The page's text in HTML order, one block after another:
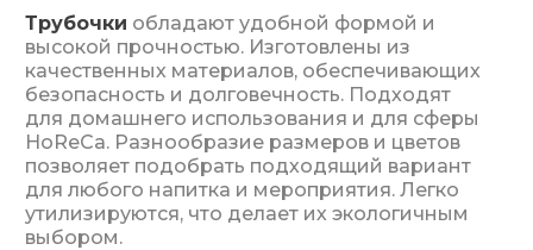
Трубочки обладают удобной формой и
высокой прочностью. Изготовлены из
качественных материалов, обеспечивающих
безопасность и долговечность. Подходят
для домашнего использования и для сферы
HoReCa. Разнообразие размеров и цветов
позволяет подобрать подходящий вариант
для любого напитка и мероприятия. Легко
утилизируются, что делает их экологичным
выбором.